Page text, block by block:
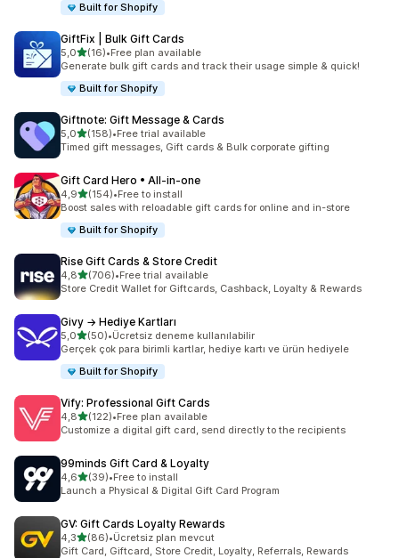
Built for Shopify
GiftFix | Bulk Gift Cards
5,05 yıldız üzerinden
(16)
toplam 16 değerlendirme
•Free plan available
Generate bulk gift cards and track their usage simple & quick!
Built for Shopify
Giftnote: Gift Message & Cards
5,05 yıldız üzerinden
(158)
toplam 158 değerlendirme
•Free trial available
Timed gift messages, Gift cards & Bulk corporate gifting
Gift Card Hero • All‑in‑one
4,95 yıldız üzerinden
(154)
toplam 154 değerlendirme
•Free to install
Boost sales with reloadable gift cards for online and in-store
Built for Shopify
Rise Gift Cards & Store Credit
4,85 yıldız üzerinden
(706)
toplam 706 değerlendirme
•Free trial available
Store Credit Wallet for Giftcards, Cashback, Loyalty & Rewards
Givy → Hediye Kartları
5,05 yıldız üzerinden
(50)
toplam 50 değerlendirme
•Ücretsiz deneme kullanılabilir
Gerçek çok para birimli kartlar, hediye kartı ve ürün hediyele
Built for Shopify
Vify: Professional Gift Cards
4,85 yıldız üzerinden
(122)
toplam 122 değerlendirme
•Free plan available
Customize a digital gift card, send directly to the recipients
99minds Gift Card & Loyalty
4,65 yıldız üzerinden
(39)
toplam 39 değerlendirme
•Free to install
Launch a Physical & Digital Gift Card Program
GV: Gift Cards Loyalty Rewards
4,35 yıldız üzerinden
(86)
toplam 86 değerlendirme
•Ücretsiz plan mevcut
Gift Card, Giftcard, Store Credit, Loyalty, Referrals, Rewards